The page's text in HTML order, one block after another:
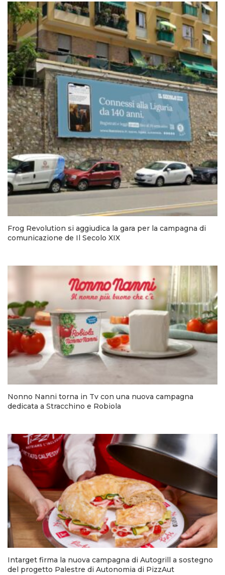
Frog Revolution si aggiudica la gara per la campagna di
comunicazione de Il Secolo XIX
Nonno Nanni torna in Tv con una nuova campagna
dedicata a Stracchino e Robiola
Intarget firma la nuova campagna di Autogrill a sostegno
del progetto Palestre di Autonomia di PizzAut